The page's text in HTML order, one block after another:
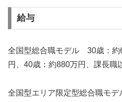
給与
全国型総合職モデル 30歳：約
円、40歳：約880万円、課長職
全国型エリア限定型総合職モ